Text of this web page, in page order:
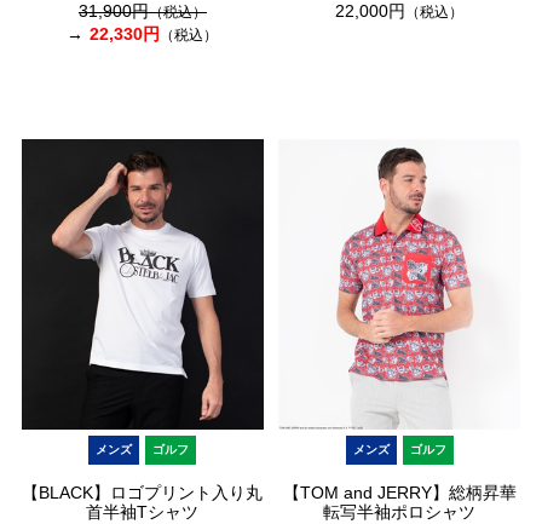
31,900円（税込）
22,330円 （税込）
22,000円
（税込）
メンズ ゴルフ
【BLACK】ロゴプリント入り丸
首半袖Tシャツ
メンズ ゴルフ
【TOM and JERRY】総柄昇華
転写半袖ポロシャツ